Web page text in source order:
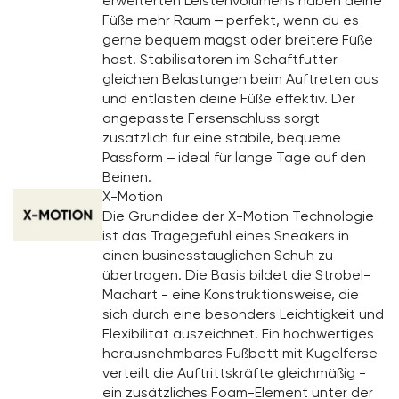
Füße mehr Raum – perfekt, wenn du es
gerne bequem magst oder breitere Füße
hast. Stabilisatoren im Schaftfutter
gleichen Belastungen beim Auftreten aus
und entlasten deine Füße effektiv. Der
angepasste Fersenschluss sorgt
zusätzlich für eine stabile, bequeme
Passform – ideal für lange Tage auf den
Beinen.
X-Motion
Die Grundidee der X-Motion Technologie
ist das Tragegefühl eines Sneakers in
einen businesstauglichen Schuh zu
übertragen. Die Basis bildet die Strobel-
Machart - eine Konstruktionsweise, die
sich durch eine besonders Leichtigkeit und
Flexibilität auszeichnet. Ein hochwertiges
herausnehmbares Fußbett mit Kugelferse
verteilt die Auftrittskräfte gleichmäßig -
ein zusätzliches Foam-Element unter der